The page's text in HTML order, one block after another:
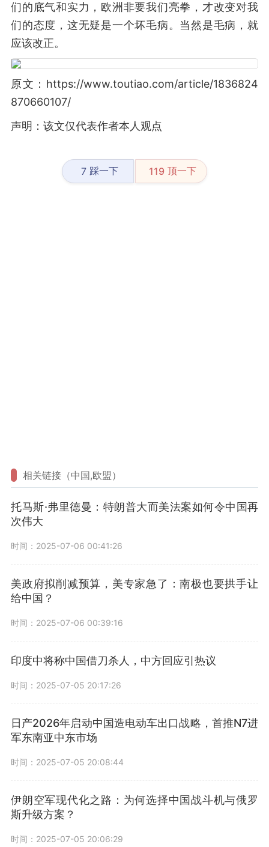
们的底气和实力，欧洲非要我们亮拳，才改变对我
们的态度，这无疑是一个坏毛病。当然是毛病，就
应该改正。
原文：https://www.toutiao.com/article/1836824
870660107/
声明：该文仅代表作者本人观点
7 踩一下 119 顶一下
相关链接（中国,欧盟）
托马斯·弗里德曼：特朗普大而美法案如何令中国再
次伟大
时间：2025-07-06 00:41:26
美政府拟削减预算，美专家急了：南极也要拱手让
给中国？
时间：2025-07-06 00:39:16
印度中将称中国借刀杀人，中方回应引热议
时间：2025-07-05 20:17:26
日产2026年启动中国造电动车出口战略，首推N7进
军东南亚中东市场
时间：2025-07-05 20:08:44
伊朗空军现代化之路：为何选择中国战斗机与俄罗
斯升级方案？
时间：2025-07-05 20:06:29